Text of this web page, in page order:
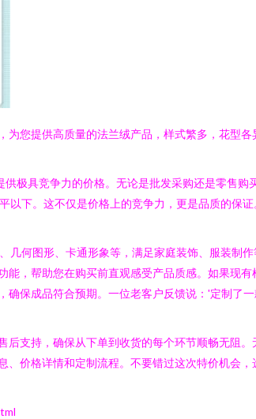
您提供高质量的法兰绒产品，样式繁多，花型各
极具竞争力的价格。无论是批发采购还是零售购
以下。这不仅是价格上的竞争力，更是品质的保
何图形、卡通形象等，满足家庭装饰、服装制作
，帮助您在购买前直观感受产品质感。如果现有
保成品符合预期。一位老客户反馈说：'定制了
支持，确保从下单到收货的每个环节顺畅无阻。
价格详情和定制流程。不要错过这次特价机会，